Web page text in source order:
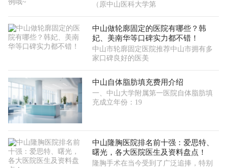
（原中山医科大学第
中山做轮廓固定的医院有哪些？韩
妃、美南华等口碑实力都不错！
中山市轮廓固定医院推荐中山市拥有多
家口碑良好的医美
中山自体脂肪填充费用介绍
一、中山大学附属第一医院自体脂肪填
充成立年份：19
中山隆胸医院排名前十强：爱思特、
曙光，各大医院医生及资料盘点！
隆胸手术在当今受到了广泛追捧，特别